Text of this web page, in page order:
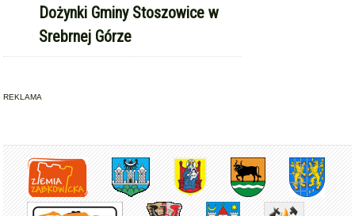
Dożynki Gminy Stoszowice w
Srebrnej Górze
REKLAMA